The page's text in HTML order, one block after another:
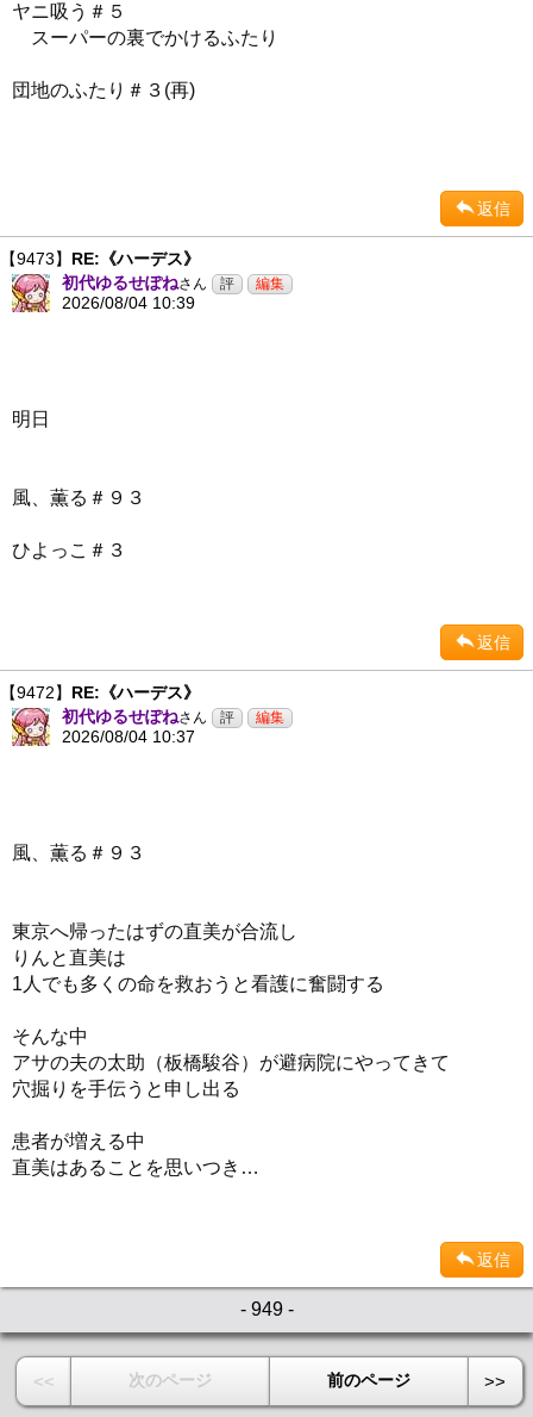
ヤニ吸う＃５
スーパーの裏でかけるふたり
団地のふたり＃３(再)
返信
【9473】 RE:《ハーデス》
初代ゆるせぽねさん
2026/08/04 10:39
明日
風、薫る＃９３
ひよっこ＃３
返信
【9472】 RE:《ハーデス》
初代ゆるせぽねさん
2026/08/04 10:37
風、薫る＃９３
東京へ帰ったはずの直美が合流し
りんと直美は
1人でも多くの命を救おうと看護に奮闘する
そんな中
アサの夫の太助（板橋駿谷）が避病院にやってきて
穴掘りを手伝うと申し出る
患者が増える中
直美はあることを思いつき…
返信
- 949 -
<< 次のページ 前のページ >>